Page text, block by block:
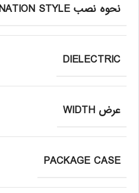
نحوه نصب TERMINATION STYLE
DIELECTRIC
عرض WIDTH
PACKAGE CASE